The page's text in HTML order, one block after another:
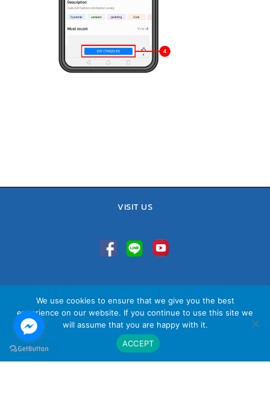
VISIT US
Sales Team : 084-085-6324
Email : contact@vithita.com
นโยบายทางธุรกิจ
We use cookies to ensure that we give you the best
experience on our website. If you continue to use this site we
will assume that you are happy with it.
ACCEPT